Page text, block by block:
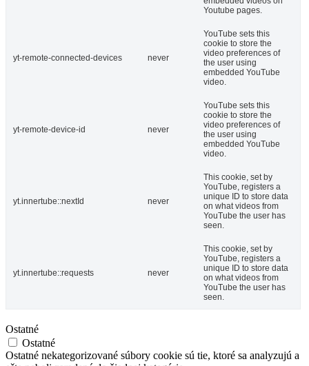
Youtube pages.
yt-remote-connected-devices never
YouTube sets this
cookie to store the
video preferences of
the user using
embedded YouTube
video.
yt-remote-device-id never
YouTube sets this
cookie to store the
video preferences of
the user using
embedded YouTube
video.
yt.innertube::nextId never
This cookie, set by
YouTube, registers a
unique ID to store data
on what videos from
YouTube the user has
seen.
yt.innertube::requests never
This cookie, set by
YouTube, registers a
unique ID to store data
on what videos from
YouTube the user has
seen.
Ostatné
Ostatné
Ostatné nekategorizované súbory cookie sú tie, ktoré sa analyzujú a